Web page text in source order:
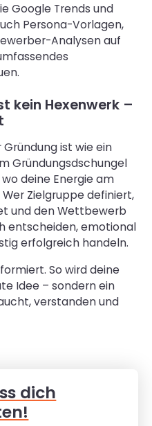
Google Trends und
Persona-Vorlagen,
Analysen auf
kein Hexenwerk –
ist wie ein
Gründungsdschungel
deine Energie am
Zielgruppe definiert,
und den Wettbewerb
entscheiden, emotional
erfolgreich handeln.
So wird deine
Idee – sondern ein
verstanden und
dich